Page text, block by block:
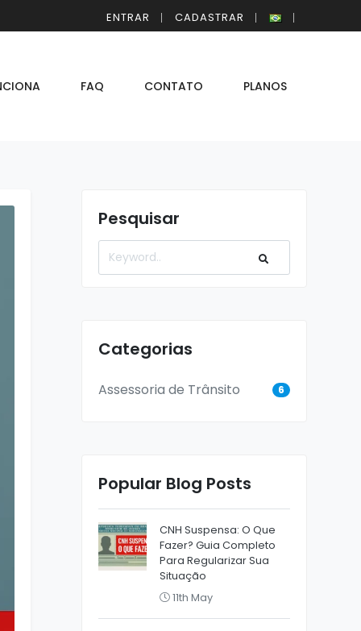
ENTRAR CADASTRAR
FAQ CONTATO PLANOS
Pesquisar
Categorias
Assessoria de Trânsito 6
Popular Blog Posts
CNH Suspensa: O Que
Fazer? Guia Completo
Para Regularizar Sua
Situação
11th May